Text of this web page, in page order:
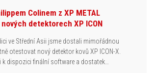
Colinem z XP METAL
nových detektorech XP ICON
ve Střední Asii jsme dostali mimořádnou
otestovat nový detektor kovů XP ICON-X.
k dispozici finální software a dostatek…